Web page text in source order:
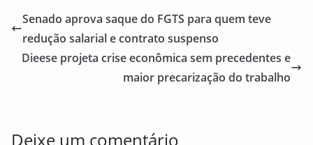
e
b
o
l e
Senado aprova saque do FGTS para quem teve
redução salarial e contrato suspenso
Dieese projeta crise econômica sem precedentes e
maior precarização do trabalho
Deixe um comentário